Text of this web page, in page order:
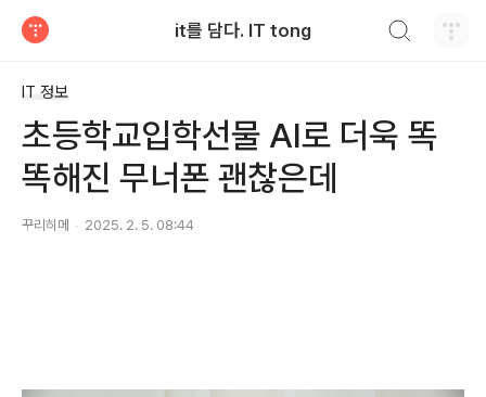
it를 담다. IT tong
IT 정보
초등학교입학선물 AI로 더욱 똑
똑해진 무너폰 괜찮은데
꾸리히메 2025. 2. 5. 08:44